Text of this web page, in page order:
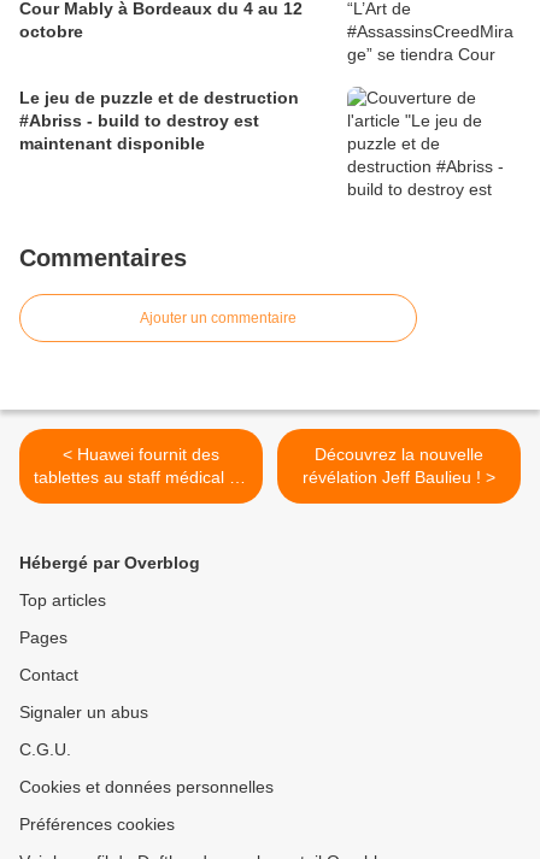
Cour Mably à Bordeaux du 4 au 12
octobre
Le jeu de puzzle et de destruction
#Abriss - build to destroy est
maintenant disponible
Commentaires
Ajouter un commentaire
< Huawei fournit des
tablettes au staff médical du
RSCA
Découvrez la nouvelle
révélation Jeff Baulieu !‏ >
Hébergé par Overblog
Top articles
Pages
Contact
Signaler un abus
C.G.U.
Cookies et données personnelles
Préférences cookies